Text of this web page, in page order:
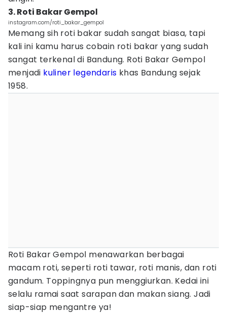
3. Roti Bakar Gempol
instagram.com/roti_bakar_gempol
Memang sih roti bakar sudah sangat biasa, tapi
kali ini kamu harus cobain roti bakar yang sudah
sangat terkenal di Bandung. Roti Bakar Gempol
menjadi kuliner legendaris khas Bandung sejak
1958.
Roti Bakar Gempol menawarkan berbagai
macam roti, seperti roti tawar, roti manis, dan roti
gandum. Toppingnya pun menggiurkan. Kedai ini
selalu ramai saat sarapan dan makan siang. Jadi
siap-siap mengantre ya!